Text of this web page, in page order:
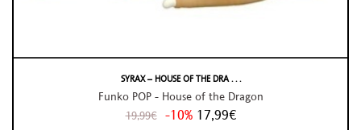
SYRAX – HOUSE OF THE DRA . . .
Funko POP - House of the Dragon
19,99€ -10% 17,99€